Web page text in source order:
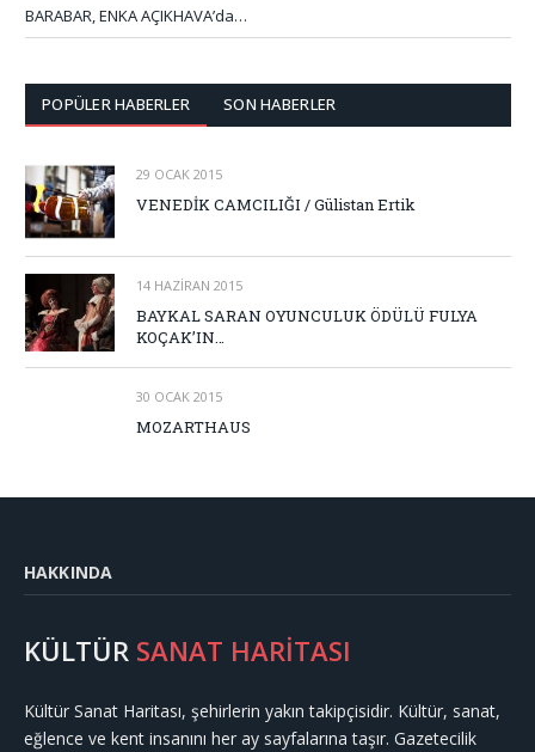
BARABAR, ENKA AÇIKHAVA’da…
POPÜLER HABERLER SON HABERLER
29 OCAK 2015
VENEDİK CAMCILIĞI / Gülistan Ertik
14 HAZIRAN 2015
BAYKAL SARAN OYUNCULUK ÖDÜLÜ FULYA
KOÇAK’IN…
30 OCAK 2015
MOZARTHAUS
HAKKINDA
KÜLTÜR SANAT HARİTASI
Kültür Sanat Haritası, şehirlerin yakın takipçisidir. Kültür, sanat,
eğlence ve kent insanını her ay sayfalarına taşır. Gazetecilik